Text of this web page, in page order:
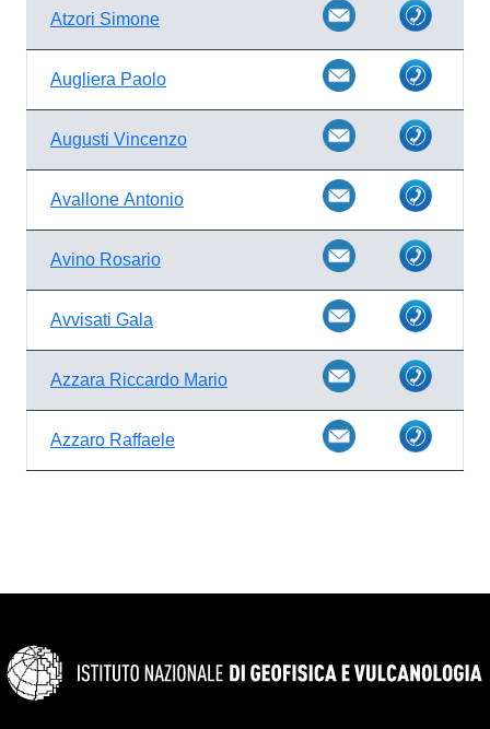
Atzori Simone
Augliera Paolo
Augusti Vincenzo
Avallone Antonio
Avino Rosario
Avvisati Gala
Azzara Riccardo Mario
Azzaro Raffaele